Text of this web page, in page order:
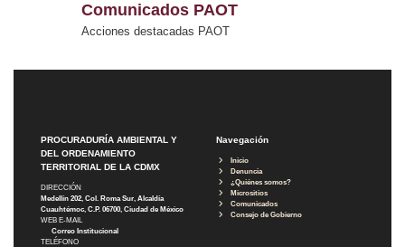
Comunicados PAOT
Acciones destacadas PAOT
PROCURADURÍA AMBIENTAL Y
DEL ORDENAMIENTO
TERRITORIAL DE LA CDMX
DIRECCIÓN
Medellín 202, Col. Roma Sur, Alcaldía
Cuauhtémoc, C.P. 06700, Ciudad de México
WEB E-MAIL
Correo Institucional
TELÉFONO
Navegación
Inicio
Denuncia
¿Quiénes somos?
Micrositios
Comunicados
Consejo de Gobierno